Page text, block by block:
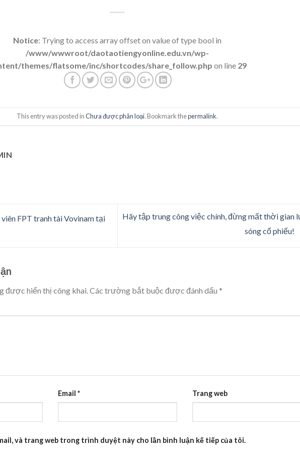
Notice: Trying to access array offset on value of type bool in
/www/wwwroot/daotaotiengyonline.edu.vn/wp-
themes/flatsome/inc/shortcodes/share_follow.php on line 29
This entry was posted inChưa được phân loại. Bookmark thepermalink.
viên FPT tranh tài Vovinam tại
Hãy tập trung công việc chính, đừng mất thời gian
sóng cổ phiếu!
được hiển thị công khai.Các trường bắt buộc được đánh dấu *
Email * Trang web
và trang web trong trình duyệt này cho lần bình luận kế tiếp của tôi.